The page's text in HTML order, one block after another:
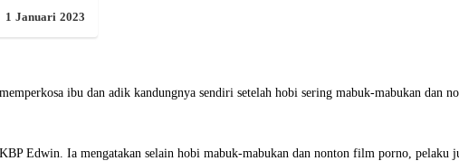
1 Januari 2023
ibu dan adik kandungnya sendiri setelah hobi sering mabuk-mabukan dan
Edwin. Ia mengatakan selain hobi mabuk-mabukan dan nonton film porno, pelaku